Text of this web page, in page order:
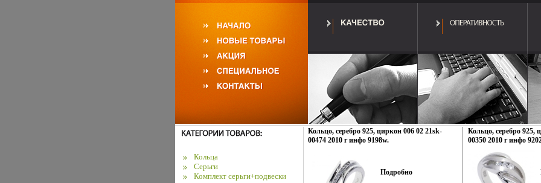
Кольца
Серьги
Комплект серьги+подвески
Кольцо, серебро 925, циркон 006 02 21sk-
00474 2010 г инфо 9198w.
Подробно
Кольцо, серебро 925,
00350 2010 г инфо